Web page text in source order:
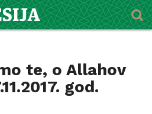
te, o Allahov
god.